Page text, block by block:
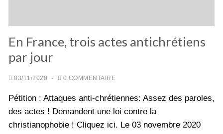
En France, trois actes antichrétiens
par jour
03/11/2020 - 0 COMMENTAIRE
Pétition : Attaques anti-chrétiennes: Assez des paroles,
des actes ! Demandent une loi contre la
christianophobie ! Cliquez ici. Le 03 novembre 2020